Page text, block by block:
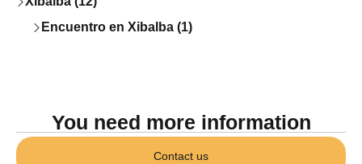
Encuentro en Xibalba (1)
You need more information
Contact us